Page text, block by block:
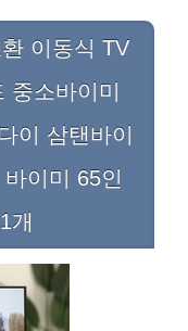
이동식 TV
소바이미
이 삼탠바이
이미 65인
개